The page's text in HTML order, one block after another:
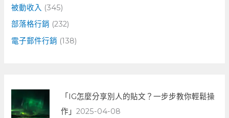
被動收入 (345)
部落格行銷 (232)
電子郵件行銷 (138)
「IG怎麼分享別人的貼文？一步步教你輕鬆操
作」2025-04-08